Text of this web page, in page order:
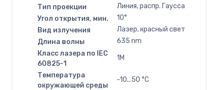
Тип проекции
Линия, распр. Гаусса
Угол открытия, мин.
10°
Вид излучения
Лазер, красный свет
Длина волны
635 nm
Класс лазера по IEC
60825-1
1M
Температура
окружающей среды
-10...50 °C